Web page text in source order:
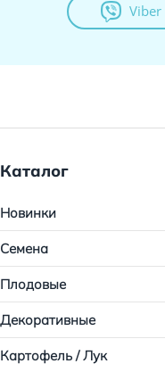
Viber
Каталог
Новинки
Семена
Плодовые
Декоративные
Картофель / Лук